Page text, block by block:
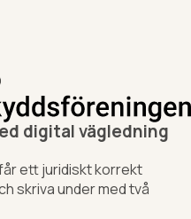
digital vägledning
ett juridiskt korrekt
skriva under med två